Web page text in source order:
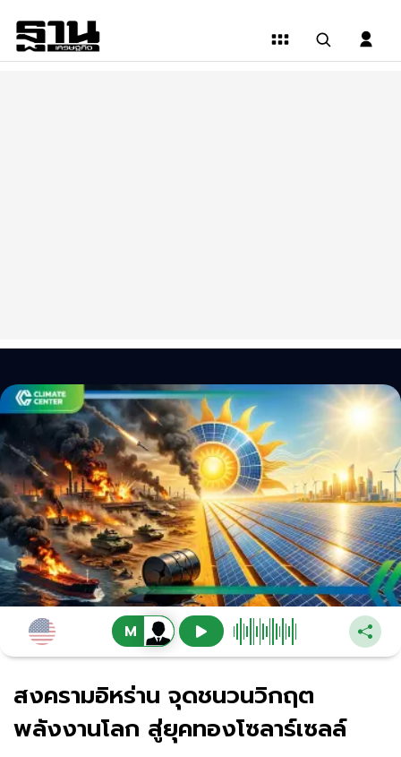
สงครามอิหร่าน จุดชนวนวิกฤต
พลังงานโลก สู่ยุคทองโซลาร์เซลล์